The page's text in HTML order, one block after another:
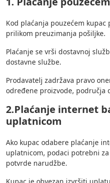
Kod plaćanja pouzećem
prilikom preuzimanja pošiljke.
Plaćanje se vrši dostavnoj
dostavne službe.
Prodavatelj zadržava pravo
određene proizvode, područja
2.Plaćanje internet
uplatnicom
Ako kupac odabere plaćanje
uplatnicom, podaci potrebni
potvrde narudžbe.